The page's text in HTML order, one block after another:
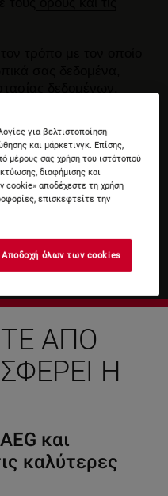
ΑΠΌ
Η
και
καλύτερες
για βελτιστοποίηση
και μάρκετινγκ. Επίσης,
μέρους σας χρήση του ιστότοπού
διαφήμισης και
αποδέχεστε τη χρήση
επισκεφτείτε την
Αποδοχή όλων των cookies